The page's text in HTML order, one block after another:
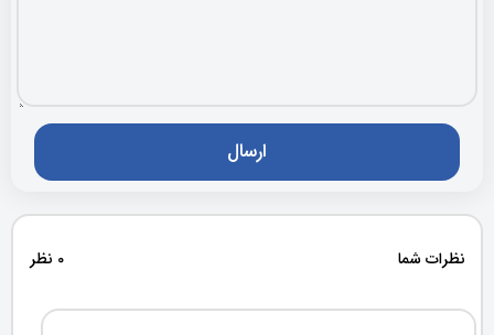
نظرات شما 0 نظر